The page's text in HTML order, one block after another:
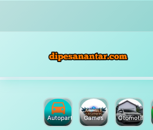
Autoparts Games Otomotif